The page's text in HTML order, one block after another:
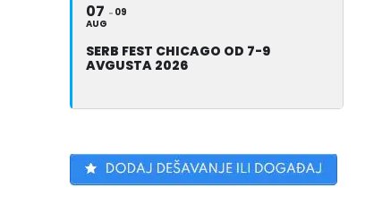
07
AUG
09
SERB FEST CHICAGO OD 7-9
AVGUSTA 2026